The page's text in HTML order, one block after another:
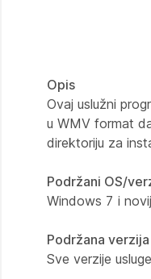
Opis
Ovaj uslužni
u WMV format
direktoriju za
Podržani OS/
Windows 7 i
Podržana
Sve verzije